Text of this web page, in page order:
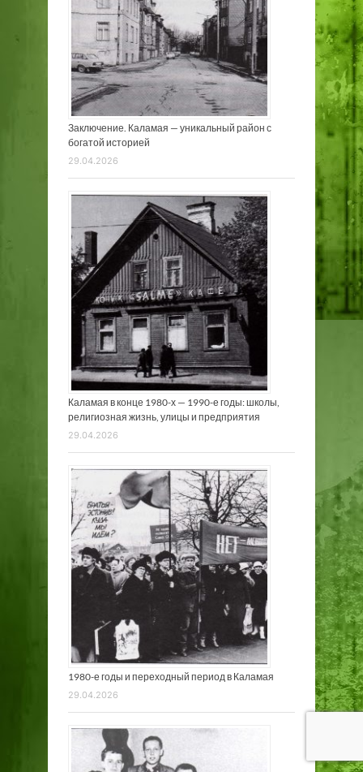
Заключение. Каламая — уникальный район с
богатой историей
29.04.2026
Каламая в конце 1980-х — 1990-е годы: школы,
религиозная жизнь, улицы и предприятия
29.04.2026
1980-е годы и переходный период в Каламая
29.04.2026